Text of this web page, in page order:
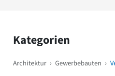
Kategorien
Architektur › Gewerbebauten ›